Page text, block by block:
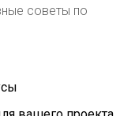
советы по